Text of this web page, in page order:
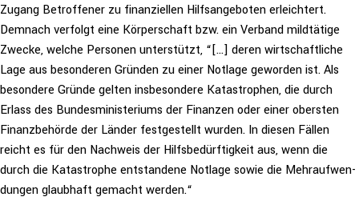
Zugang Betrof­fe­ner zu finan­zi­el­len Hilfs­an­ge­bo­ten erleich­tert.
Demnach verfolgt eine Kör­per­schaft bzw. ein Verband mild­tä­ti­ge
Zwecke, welche Personen unter­stützt, “[…] deren wirt­schaft­li­che
Lage aus beson­de­ren Gründen zu einer Notlage geworden ist.Als
besondere Gründe gelten ins­be­son­de­re Kata­stro­phen, die durch
Erlass des Bun­des­mi­nis­te­ri­ums der Finanzen oder einer obersten
Finanz­be­hör­de der Länder fest­ge­stellt wurden. In diesen Fällen
reicht es für den Nachweis der Hilfs­be­dürf­tig­keit aus, wenn die
durch die Kata­stro­phe ent­stan­de­ne Notlage sowie die Mehr­auf­wen­
dun­gen glaubhaft gemacht werden.“